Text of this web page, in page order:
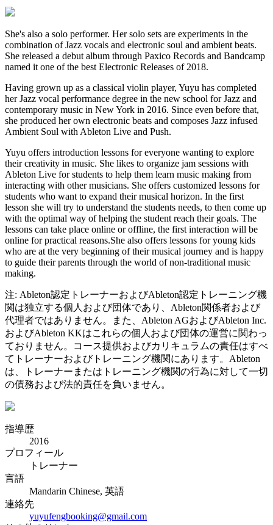
She's also a solo performer. Her solo sets are experiments in the
combination of Jazz vocals and electronic soul and ambient beats.
She released a debut album through Paxico Records and Bandcamp
named it one of the best Electronic Releases of 2018.
Having grown up as a classical violin player, Yuyu has completed
her Jazz vocal performance degree in the new school for Jazz and
contemporary music in New York in 2016. Since even before that,
she produced her own electronic beats and composes Jazz infused
Ambient Soul with Ableton Live and Push.
Yuyu offers introduction lessons for everyone wanting to explore
their creativity in music. She likes to organize jam sessions with
Ableton Live for students to help them learn music making from
interacting with other musicians. She offers customized lessons for
students who want to expand their musical horizon. In the first
lesson she will try to understand the students needs, to then come up
with the optimal way of helping the student reach their goals. The
lessons can take place online or offline, the first interaction will be
online for practical reasons.She also offers lessons for young kids
who are at the very beginning of their musical journey and is happy
to guide their parents through the world of non-traditional music
making.
注: Ableton認定トレーナーおよびAbleton認定トレーニング機
関は独立する個人および団体であり、Ableton関係者および
代理者ではありません。また、Ableton AGおよびAbleton Inc.
およびAbleton KKはこれらの個人および団体の運営に関わっ
ておりません。コース提供およびカリキュラムの責任はすべ
てトレーナーおよびトレーニング機関にあります。Ableton
は、トレーナーまたはトレーニング機関の行為に対して一切
の債務および法的責任を負いません。
指導歴
2016
プロフィール
トレーナー
言語
Mandarin Chinese, 英語
連絡先
yuyufengbooking@gmail.com